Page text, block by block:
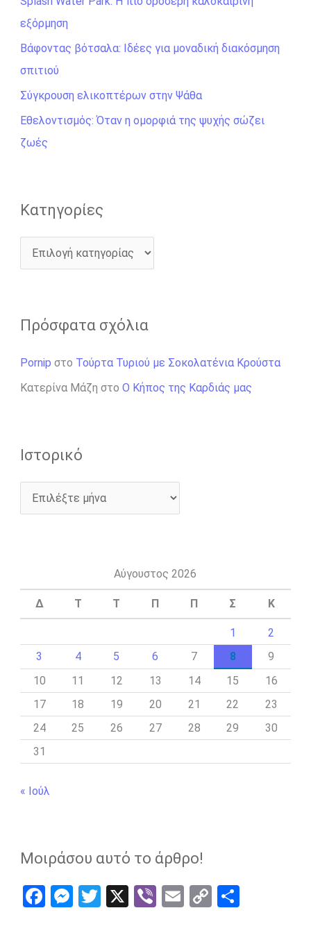
τ
η
σ
η
γ
ι
α
εξόρμηση
Βάφοντας βότσαλα: Ιδέες για μοναδική διακόσμηση
σπιτιού
Σύγκρουση ελικοπτέρων στην Ψάθα
Εθελοντισμός: Όταν η ομορφιά της ψυχής σώζει
ζωές
Kατηγορίες
Πρόσφατα σχόλια
Pornip στο Τούρτα Τυριού με Σοκολατένια Κρούστα
Κατερίνα Μάζη στο Ο Κήπος της Καρδιάς μας
Ιστορικό
Αύγουστος 2026
Δ Τ Τ Π Π Σ Κ
1
2
3
4 5 6 7 8
9
10
11 12 13 14 15
16
17
18 19 20 21 22
23
24
25 26 27 28 29
30
31
« Ιούλ
Μοιράσου αυτό το άρθρο!
F M T X Vi E C S